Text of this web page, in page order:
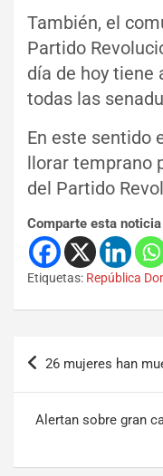
También, el
Partido
día de hoy tiene
todas las
En este sentido
llorar temprano
del Partido
Comparte esta noticia
Etiquetas: República
26 mujeres han
Alertan sobre gran